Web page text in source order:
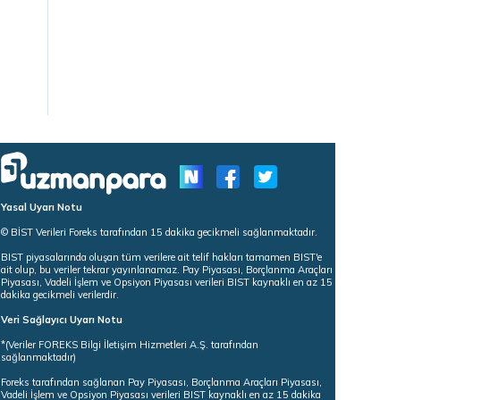
Yasal Uyarı Notu
© BİST Verileri Foreks tarafından 15 dakika gecikmeli sağlanmaktadır.
BIST piyasalarında oluşan tüm verilere ait telif hakları tamamen BIST'e
ait olup, bu veriler tekrar yayınlanamaz. Pay Piyasası, Borçlanma Araçları
Piyasası, Vadeli İşlem ve Opsiyon Piyasası verileri BIST kaynaklı en az 15
dakika gecikmeli verilerdir.
Veri Sağlayıcı Uyarı Notu
*(Veriler FOREKS Bilgi İletişim Hizmetleri A.Ş. tarafından
sağlanmaktadır)
Foreks tarafından sağlanan Pay Piyasası, Borçlanma Araçları Piyasası,
Vadeli İşlem ve Opsiyon Piyasası verileri BIST kaynaklı en az 15 dakika